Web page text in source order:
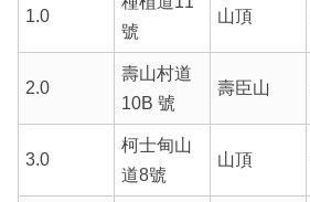
1.0
號
山頂
2.0
壽山村道
10B 號
壽臣山
3.0
柯士甸山
道8號
山頂